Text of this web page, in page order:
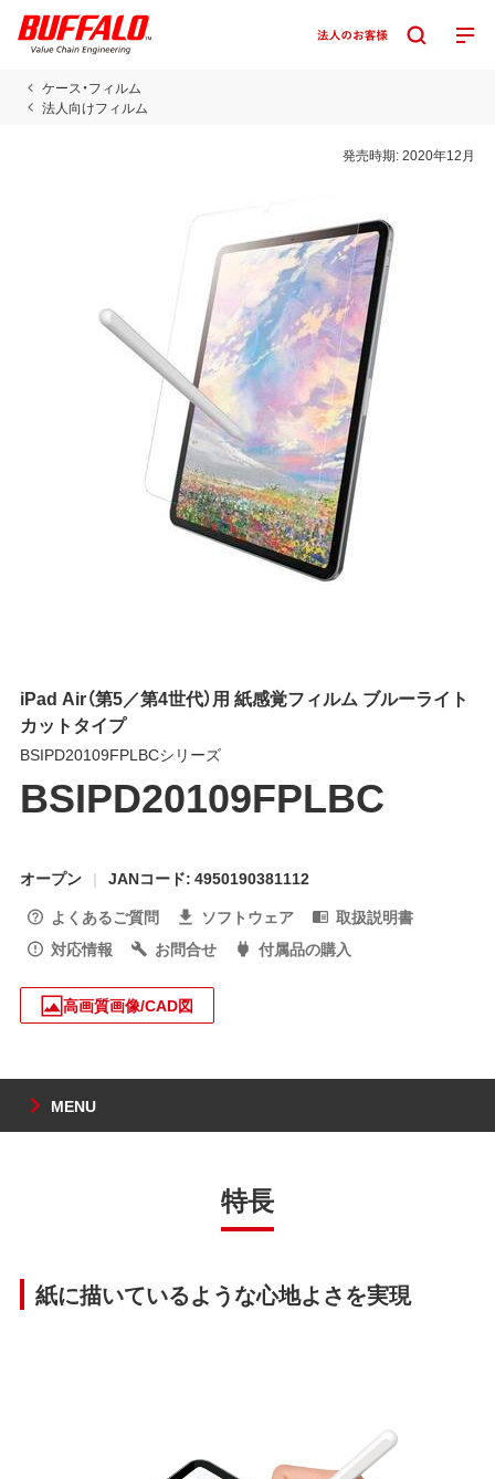
ケース・フィルム
法人向けフィルム
発売時期:2020年12月
iPad Air（第5／第4世代）用 紙感覚フィルム ブルーライト
カットタイプ
BSIPD20109FPLBCシリーズ
BSIPD20109FPLBC
オープン
JANコード: 4950190381112
よくあるご質問
ソフトウェア
取扱説明書
対応情報
お問合せ 付属品の購入
高画質画像/CAD図
MENU
特長
紙に描いているような心地よさを実現